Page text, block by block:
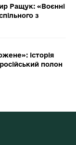
Ращук: «Воєнні
з
історія
полон